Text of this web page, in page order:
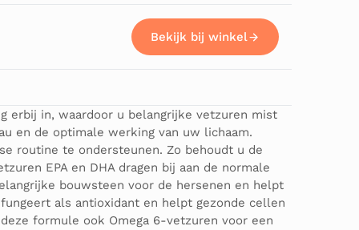
Bekijk bij winkel
erbij in, waardoor u belangrijke vetzuren mist
en de optimale werking van uw lichaam.
routine te ondersteunen. Zo behoudt u de
EPA en DHA dragen bij aan de normale
bouwsteen voor de hersenen en helpt
als antioxidant en helpt gezonde cellen
formule ook Omega 6-vetzuren voor een